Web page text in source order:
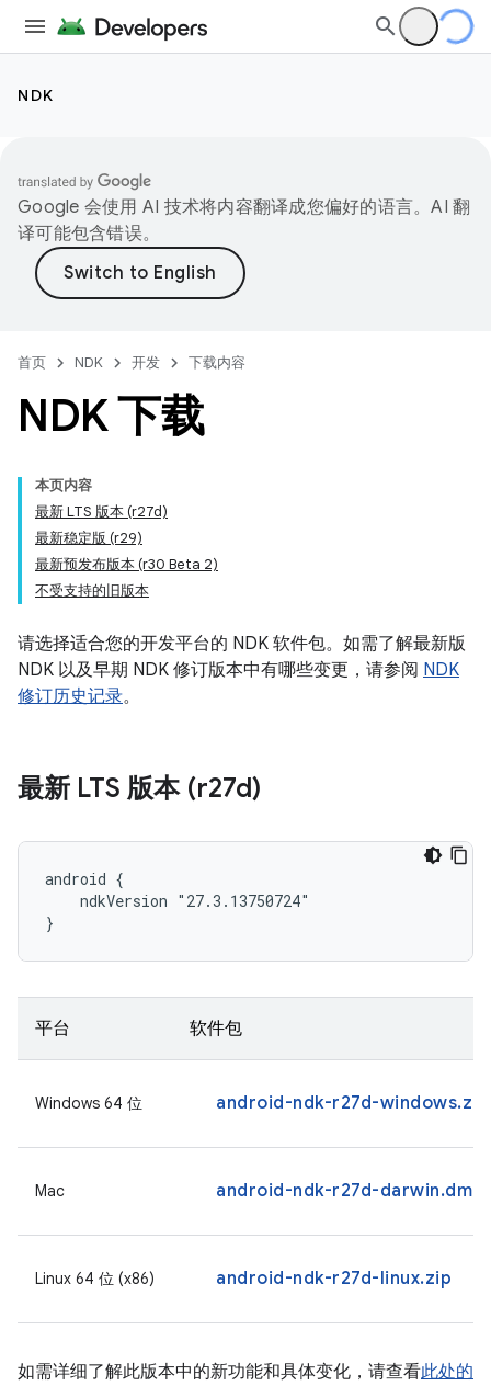
NDK
Google 会使用 AI 技术将内容翻译成您偏好的语言。AI 翻
译可能包含错误。
首页 NDK 开发 下载内容
NDK 下载
本页内容
最新 LTS 版本 (r27d)
最新稳定版 (r29)
最新预发布版本 (r30 Beta 2)
不受支持的旧版本
请选择适合您的开发平台的 NDK 软件包。如需了解最新版
NDK 以及早期 NDK 修订版本中有哪些变更，请参阅 NDK
修订历史记录。
最新 LTS 版本 (r27d)
android {
    ndkVersion "27.3.13750724"
}
平台 软件包
Windows 64 位 android-ndk-r27d-windows.zip
Mac android-ndk-r27d-darwin.dmg
Linux 64 位 (x86) android-ndk-r27d-linux.zip
如需详细了解此版本中的新功能和具体变化，请查看此处的